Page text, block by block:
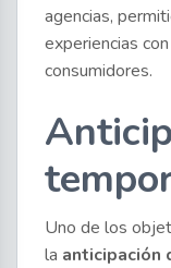
agencias,
experiencias
consumidores.
Uno de los
la anticipación